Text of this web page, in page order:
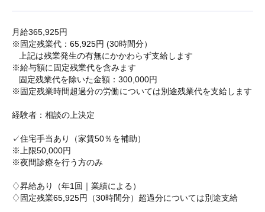
月給365,925円
※固定残業代：65,925円 (30時間分）
上記は残業発生の有無にかかわらず支給します
※給与額に固定残業代を含みます
固定残業代を除いた金額：300,000円
※固定残業時間超過分の労働については別途残業代を支給します
経験者：相談の上決定
✓住宅手当あり（家賃50％を補助）
※上限50,000円
※夜間診療を行う方のみ
♢昇給あり（年1回｜業績による）
♢固定残業65,925円（30時間分）超過分については別途支給